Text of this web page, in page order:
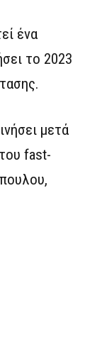
ένα
το 2023
μετά
fast-